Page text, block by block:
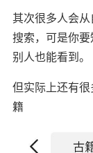
其次很多人会
搜索，可是你
别人也能看到。
但实际上还有
籍